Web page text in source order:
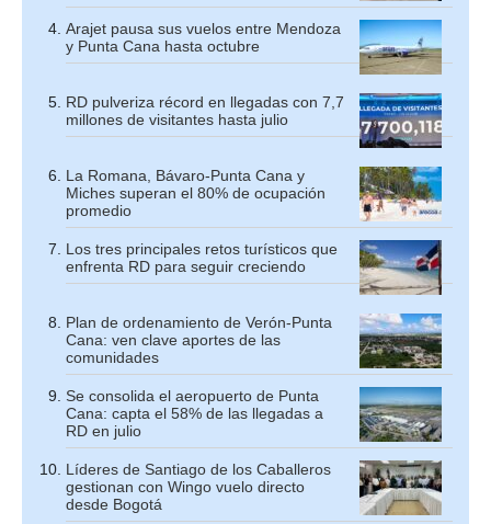
Arajet pausa sus vuelos entre Mendoza
y Punta Cana hasta octubre
RD pulveriza récord en llegadas con 7,7
millones de visitantes hasta julio
La Romana, Bávaro-Punta Cana y
Miches superan el 80% de ocupación
promedio
Los tres principales retos turísticos que
enfrenta RD para seguir creciendo
Plan de ordenamiento de Verón-Punta
Cana: ven clave aportes de las
comunidades
Se consolida el aeropuerto de Punta
Cana: capta el 58% de las llegadas a
RD en julio
Líderes de Santiago de los Caballeros
gestionan con Wingo vuelo directo
desde Bogotá